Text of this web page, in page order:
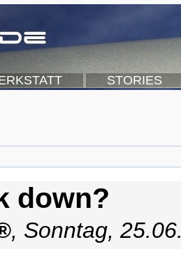
STORIES
down?
, Sonntag,